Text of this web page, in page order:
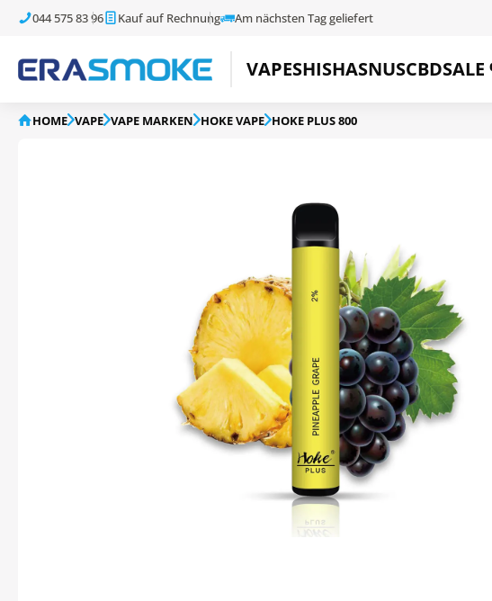
044 575 83 96 Kauf auf Rechnung Am nächsten Tag geliefert
VAPESHISHASNUSCBDSALE
HOME VAPE VAPE MARKEN HOKE VAPE HOKE PLUS 800